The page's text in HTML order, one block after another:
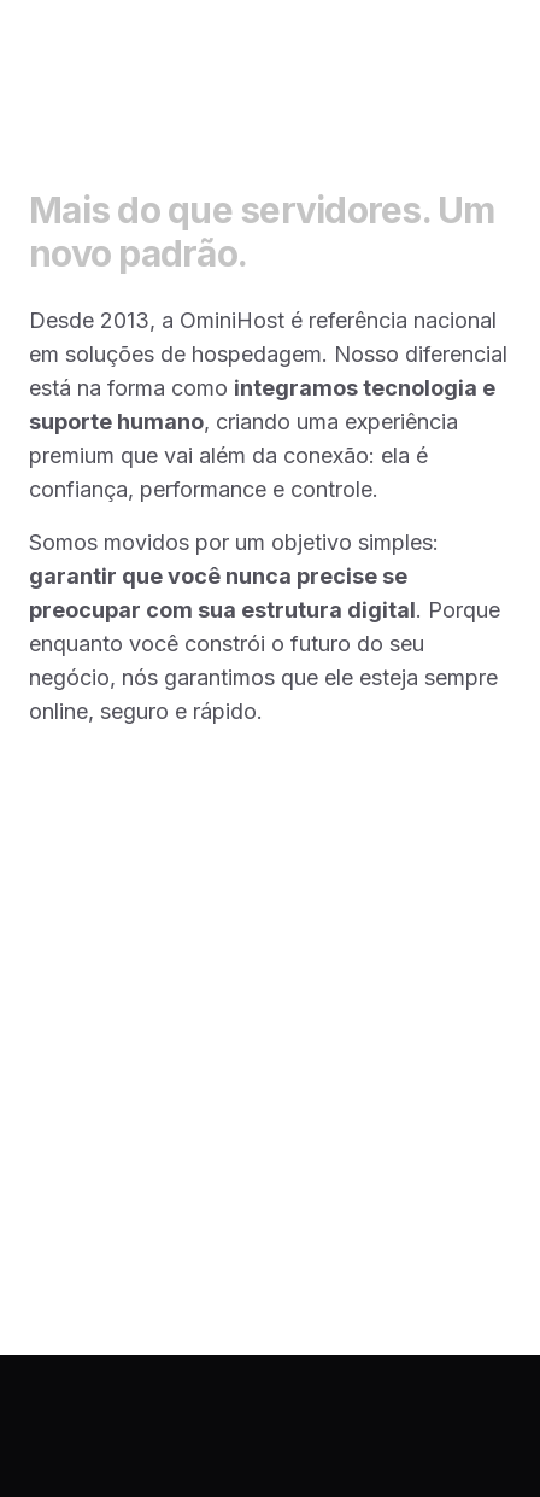
Mais do que servidores. Um
novo padrão.
Desde 2013, a OminiHost é referência nacional
em soluções de hospedagem. Nosso diferencial
está na forma como integramos tecnologia e
suporte humano, criando uma experiência
premium que vai além da conexão: ela é
confiança, performance e controle.
Somos movidos por um objetivo simples:
garantir que você nunca precise se
preocupar com sua estrutura digital. Porque
enquanto você constrói o futuro do seu
negócio, nós garantimos que ele esteja sempre
online, seguro e rápido.